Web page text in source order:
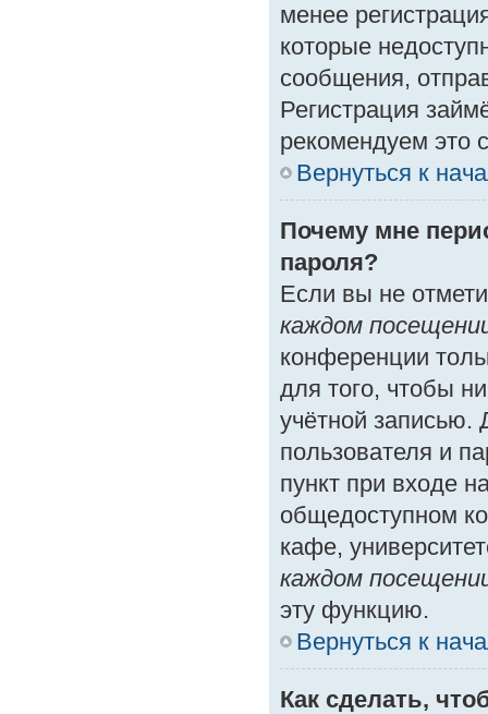
менее
которые
сообщения,
Регистрация
рекомендуем это
Вернуться к
Почему мне
пароля?
Если вы не
каждом
конференции
для того, чтобы
учётной записью.
пользователя и
пункт при входе
общедоступном
кафе,
каждом
эту функцию.
Вернуться к
Как сделать,